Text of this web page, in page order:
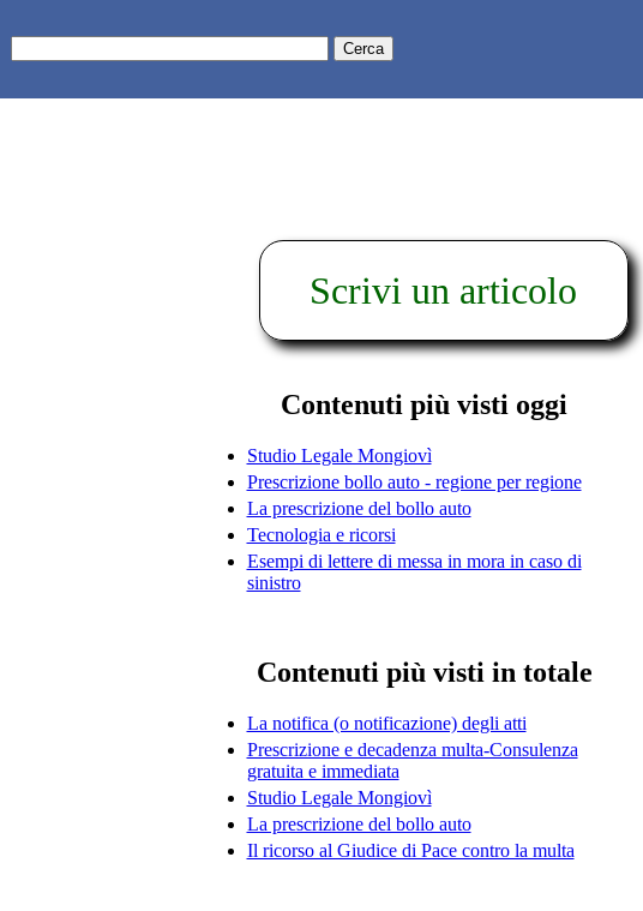
Scrivi un articolo
Contenuti più visti oggi
Studio Legale Mongiovì
Prescrizione bollo auto - regione per regione
La prescrizione del bollo auto
Tecnologia e ricorsi
Esempi di lettere di messa in mora in caso di
sinistro
Contenuti più visti in totale
La notifica (o notificazione) degli atti
Prescrizione e decadenza multa-Consulenza
gratuita e immediata
Studio Legale Mongiovì
La prescrizione del bollo auto
Il ricorso al Giudice di Pace contro la multa